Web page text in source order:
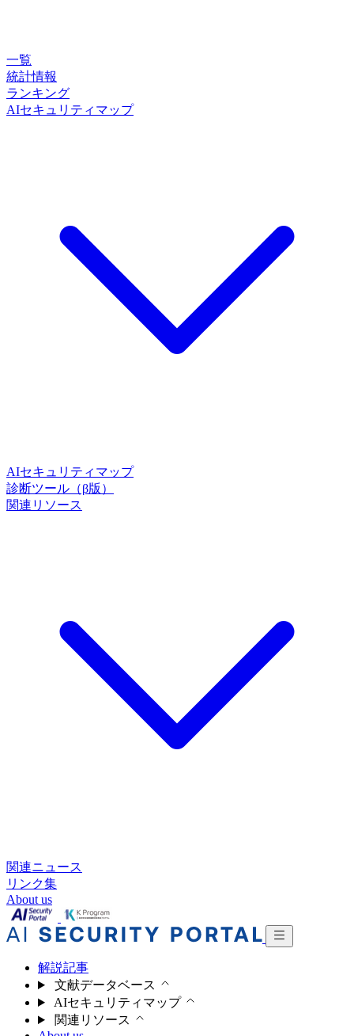
一覧
統計情報
ランキング
AIセキュリティマップ
AIセキュリティマップ
診断ツール（β版）
関連リソース
関連ニュース
リンク集
About us
解説記事
文献データベース
AIセキュリティマップ
関連リソース